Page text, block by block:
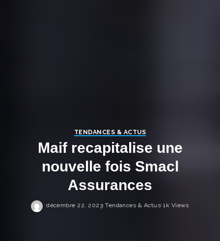
TENDANCES & ACTUS
Maif recapitalise une
nouvelle fois Smacl
Assurances
décembre 22, 2023 Tendances & Actus 1k Views